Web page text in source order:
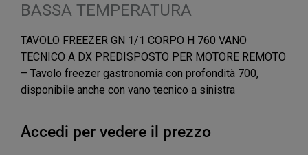
BASSA TEMPERATURA
TAVOLO FREEZER GN 1/1 CORPO H 760 VANO
TECNICO A DX PREDISPOSTO PER MOTORE REMOTO
– Tavolo freezer gastronomia con profondità 700,
disponibile anche con vano tecnico a sinistra
Accedi per vedere il prezzo